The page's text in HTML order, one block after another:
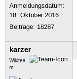
Anmeldungsdatum:
18. Oktober 2016
Beiträge: 18287
karzer
Wikitea
m